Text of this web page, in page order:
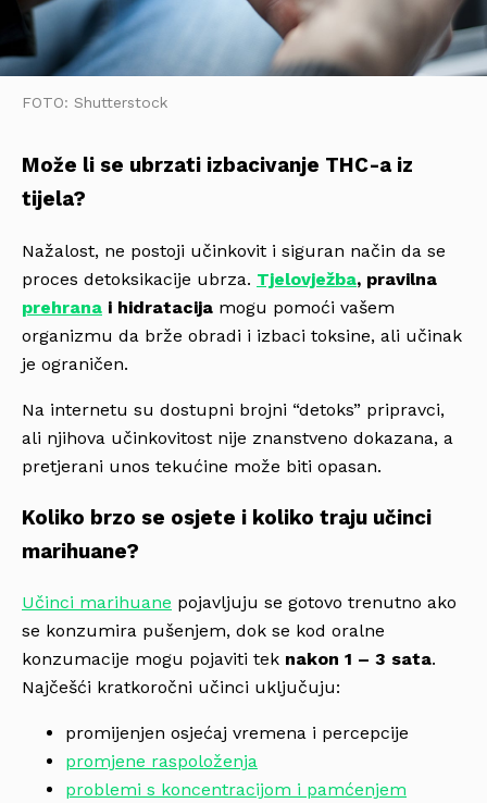
FOTO: Shutterstock
Može li se ubrzati izbacivanje THC-a iz
tijela?
Nažalost, ne postoji učinkovit i siguran način da se
proces detoksikacije ubrza. Tjelovježba, pravilna
prehrana i hidratacija mogu pomoći vašem
organizmu da brže obradi i izbaci toksine, ali učinak
je ograničen.
Na internetu su dostupni brojni “detoks” pripravci,
ali njihova učinkovitost nije znanstveno dokazana, a
pretjerani unos tekućine može biti opasan.
Koliko brzo se osjete i koliko traju učinci
marihuane?
Učinci marihuane pojavljuju se gotovo trenutno ako
se konzumira pušenjem, dok se kod oralne
konzumacije mogu pojaviti tek nakon 1 – 3 sata.
Najčešći kratkoročni učinci uključuju:
promijenjen osjećaj vremena i percepcije
promjene raspoloženja
problemi s koncentracijom i pamćenjem